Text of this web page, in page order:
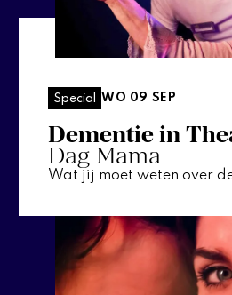
Special WO 09 SEP
Dementie in
Dag Mama
Wat jij moet weten over